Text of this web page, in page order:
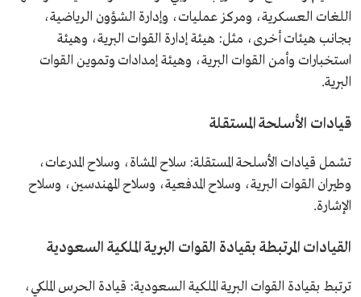
اللغات العسكرية، ومركز عمليات، وإدارة الشؤون الرياضية،
بجانب هيئات أخرى، مثل: هيئة إدارة القوات البرية، وهيئة
استخبارات وأمن القوات البرية، وهيئة إمدادات وتموين القوات
البرية.
قيادات الأسلحة المستقلة
تشمل قيادات الأسلحة المستقلة: سلاح المشاة، وسلاح المدرعات،
وطيران القوات البرية، وسلاح المدفعية، وسلاح المهندسين، وسلاح
الإشارة.
القيادات المرتبطة بقيادة القوات البرية الملكية السعودية
ترتبط بقيادة القوات البرية الملكية السعودية: قيادة الحرس الملكي،